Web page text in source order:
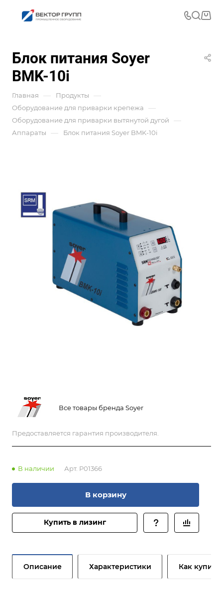
Блок питания Soyer
BMK-10i
Главная — Продукты —
Оборудование для приварки крепежа —
Оборудование для приварки вытянутой дугой —
Аппараты — Блок питания Soyer BMK-10i
Все товары бренда Soyer
Предоставляется гарантия производителя.
В наличии Арт. P01366
В корзину
Купить в лизинг
Описание Характеристики Как купить